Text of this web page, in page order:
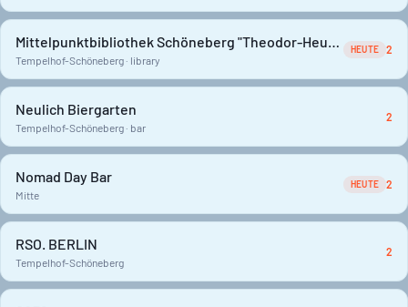
Mittelpunktbibliothek Schöneberg "Theodor-Heuss-Bücherei"
Tempelhof-Schöneberg · library
HEUTE 2
Neulich Biergarten
Tempelhof-Schöneberg · bar
2
Nomad Day Bar
Mitte
HEUTE 2
RSO. BERLIN
Tempelhof-Schöneberg
2